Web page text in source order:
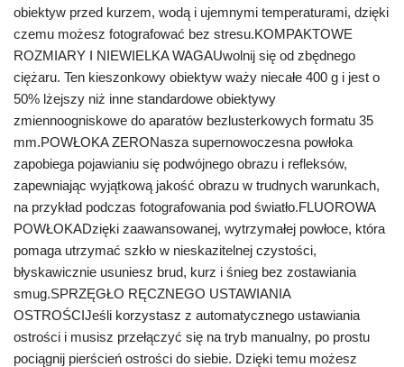
obiektyw przed kurzem, wodą i ujemnymi temperaturami, dzięki
czemu możesz fotografować bez stresu.KOMPAKTOWE
ROZMIARY I NIEWIELKA WAGAUwolnij się od zbędnego
ciężaru. Ten kieszonkowy obiektyw waży niecałe 400 g i jest o
50% lżejszy niż inne standardowe obiektywy
zmiennoogniskowe do aparatów bezlusterkowych formatu 35
mm.POWŁOKA ZERONasza supernowoczesna powłoka
zapobiega pojawianiu się podwójnego obrazu i refleksów,
zapewniając wyjątkową jakość obrazu w trudnych warunkach,
na przykład podczas fotografowania pod światło.FLUOROWA
POWŁOKADzięki zaawansowanej, wytrzymałej powłoce, która
pomaga utrzymać szkło w nieskazitelnej czystości,
błyskawicznie usuniesz brud, kurz i śnieg bez zostawiania
smug.SPRZĘGŁO RĘCZNEGO USTAWIANIA
OSTROŚCIJeśli korzystasz z automatycznego ustawiania
ostrości i musisz przełączyć się na tryb manualny, po prostu
pociągnij pierścień ostrości do siebie. Dzięki temu możesz